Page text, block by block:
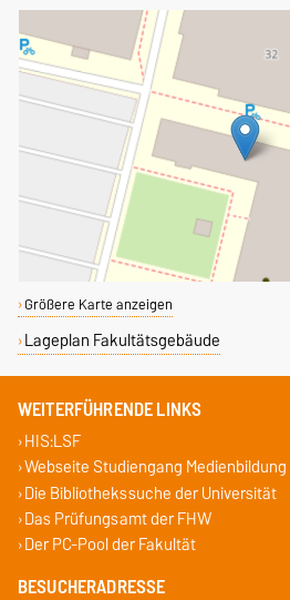
Größere Karte anzeigen
Lageplan Fakultätsgebäude
WEITERFÜHRENDE LINKS
HIS:LSF
Webseite Studiengang Medienbildung
Die Bibliothekssuche der Universität
Das Prüfungsamt der FHW
Der PC-Pool der Fakultät
BESUCHERADRESSE